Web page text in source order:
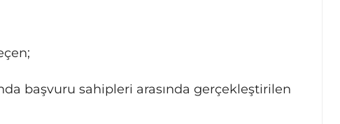
başvuru sahipleri arasında gerçekleştirilen